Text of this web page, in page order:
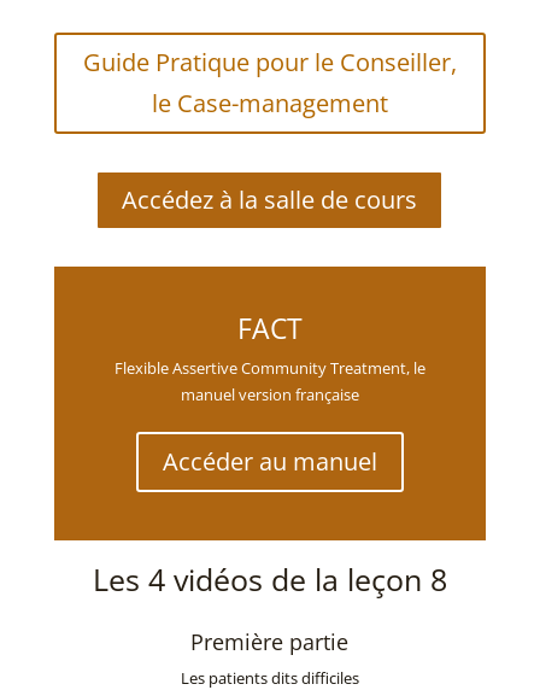
Guide Pratique pour le Conseiller,
le Case-management
Accédez à la salle de cours
FACT
Flexible Assertive Community Treatment, le
manuel version française
Accéder au manuel
Les 4 vidéos de la leçon 8
Première partie
Les patients dits difficiles